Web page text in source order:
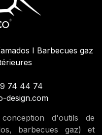
I Barbecues gaz
74 44 74
design.com
d'outils de
barbecues gaz) et